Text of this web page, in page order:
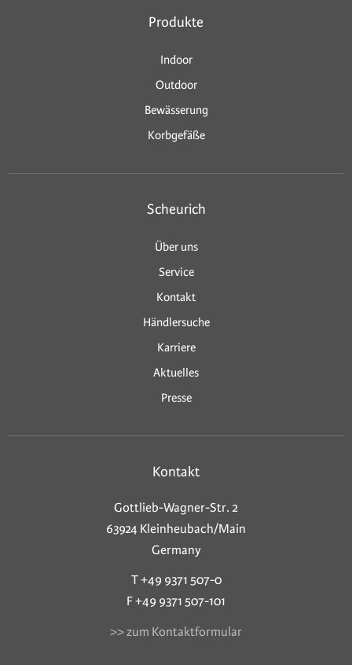
Produkte
Indoor
Outdoor
Bewässerung
Korbgefäße
Scheurich
Über uns
Service
Kontakt
Händlersuche
Karriere
Aktuelles
Presse
Kontakt
Gottlieb-Wagner-Str. 2
63924 Kleinheubach/Main
Germany
T +49 9371 507-0
F +49 9371 507-101
>> zum Kontaktformular